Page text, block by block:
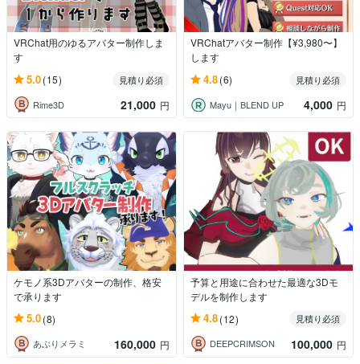
VRChat用のゆるアバター制作しま
す
5.0(15)
見積り必須
Rime3D
21,000 円
VRChatアバター制作【¥3,980〜】
します
4.8(6)
見積り必須
Mayu｜BLEND UP
4,000 円
ケモノ系3Dアバターの制作、格安
で承ります
5.0(8)
あぶりメラミ 160,000 円
予算と用途に合わせた最適な3Dモ
デルを制作します
4.8(12)
見積り必須
DEEPCRIMSON
100,000 円